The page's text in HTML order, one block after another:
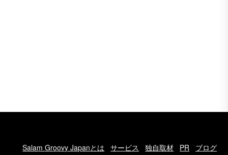
Salam Groovy Japanとは サービス 独自取材 PR ブログ